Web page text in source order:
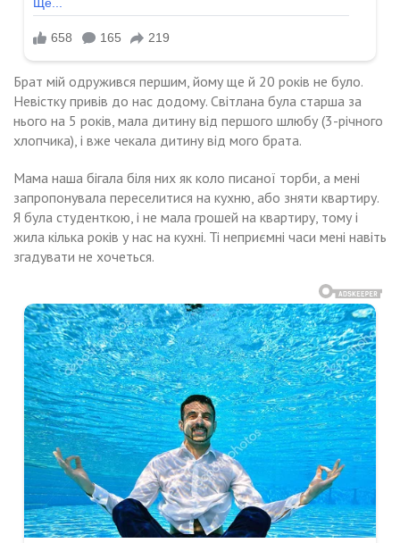
Брат мій одружився першим, йому ще й 20 років не було.
Невістку привів до нас додому. Світлана була старша за
нього на 5 років, мала дитину від першого шлюбу (3-річного
хлопчика), і вже чекала дитину від мого брата.
Мама наша бігала біля них як коло писаної торби, а мені
запропонувала переселитися на кухню, або зняти квартиру.
Я була студенткою, і не мала грошей на квартиру, тому і
жила кілька років у нас на кухні. Ті неприємні часи мені навіть
згадувати не хочеться.